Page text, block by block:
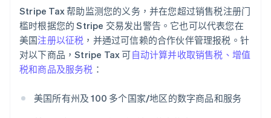
Stripe Tax 帮助监测您的义务，并在您超过销售税注册门
槛时根据您的 Stripe 交易发出警告。它也可以代表您在
美国注册以征税 ，并通过可信赖的合作伙伴管理报税。针
对以下商品，Stripe Tax 可自动计算并收取销售税、增值
税和商品及服务税 ：
美国所有州及 100 多个国家/地区的数字商品和服务